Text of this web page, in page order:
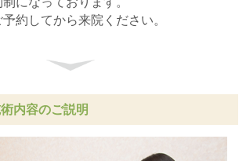
約してから来院ください。
内容のご説明